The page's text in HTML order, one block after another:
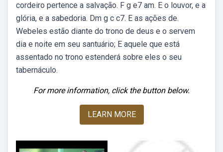
cordeiro pertence a salvação. F g e7 am. E o louvor, e a
glória, e a sabedoria. Dm g c c7. E as ações de.
Webeles estão diante do trono de deus e o servem
dia e noite em seu santuário; E aquele que está
assentado no trono estenderá sobre eles o seu
tabernáculo.
For more information, click the button below.
LEARN MORE